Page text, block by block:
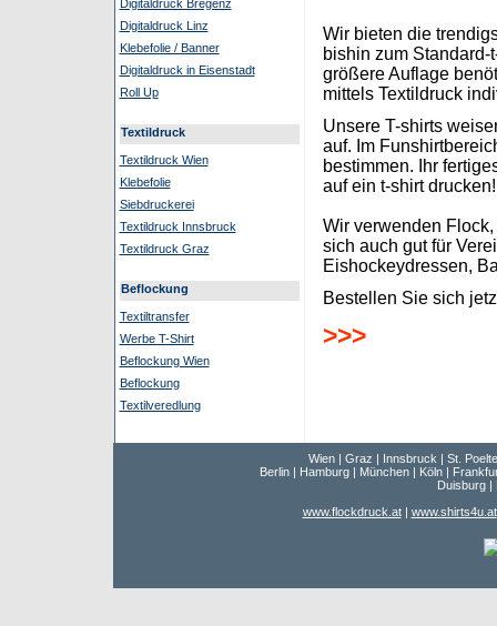
Wir bieten die
bishin zum
größere Auflage
mittels Textildruck
Unsere T-shirts
auf. Im
bestimmen. Ihr
auf ein t-shirt drucken!
Wir verwenden
sich auch gut für
Eishockeydressen,
Bestellen Sie sich
>>>
Digitaldruck Bregenz
Digitaldruck Linz
Klebefolie / Banner
Digitaldruck in Eisenstadt
Roll Up
Textildruck
Textildruck Wien
Klebefolie
Siebdruckerei
Textildruck Innsbruck
Textildruck Graz
Beflockung
Textiltransfer
Werbe T-Shirt
Beflockung Wien
Beflockung
Textilveredlung
Wien | Graz | Innsbruck | St.
Berlin | Hamburg | München | Köln |
Duisburg |
www.flockdruck.at| www.shirts4u.at